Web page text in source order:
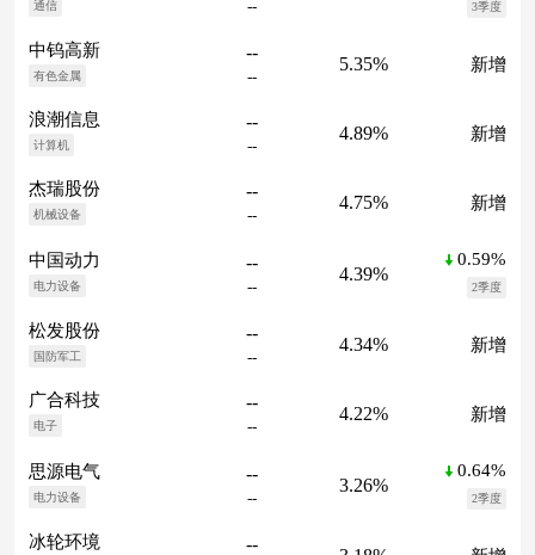
通信 -- 3季度
中钨高新
有色金属
--
--
5.35% 新增
浪潮信息
计算机
--
--
4.89% 新增
杰瑞股份
机械设备
--
--
4.75% 新增
中国动力
电力设备
--
--
4.39%
0.59%
2季度
松发股份
国防军工
--
--
4.34% 新增
广合科技
电子
--
--
4.22% 新增
思源电气
电力设备
--
--
3.26%
0.64%
2季度
冰轮环境 --